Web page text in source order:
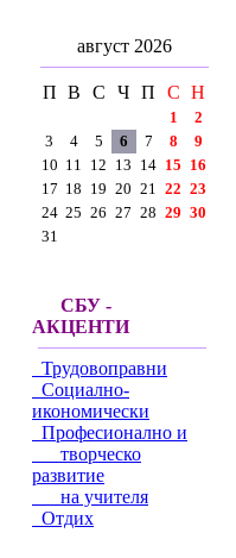
август 2026
П В С Ч П С Н
1
2
3
4 5 6 7 8
9
10 11 12 13 14 15 16
17 18 19 20 21 22 23
24 25 26 27 28 29 30
31
СБУ -
АКЦЕНТИ
Трудовоправни
Социално-
икономически
Професионално и
творческо
развитие
на учителя
Отдих